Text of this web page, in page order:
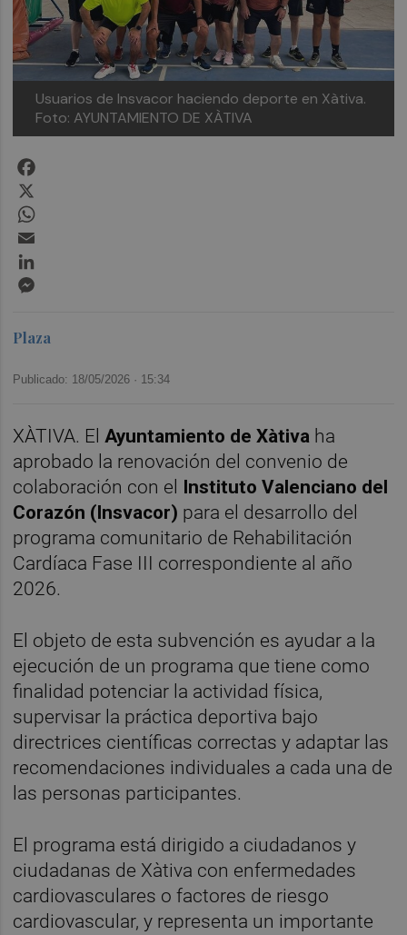
Usuarios de Insvacor haciendo deporte en Xàtiva.
Foto: AYUNTAMIENTO DE XÀTIVA
Plaza
Publicado: 18/05/2026 · 15:34
XÀTIVA. ElAyuntamiento de Xàtiva ha
aprobado la renovación del convenio de
colaboración con el Instituto Valenciano del
Corazón (Insvacor) para el desarrollo del
programa comunitario de Rehabilitación
Cardíaca Fase III correspondiente al año
2026.
El objeto de esta subvención es ayudar a la
ejecución de un programa que tiene como
finalidad potenciar la actividad física,
supervisar la práctica deportiva bajo
directrices científicas correctas y adaptar las
recomendaciones individuales a cada una de
las personas participantes.
El programa está dirigido a ciudadanos y
ciudadanas de Xàtiva con enfermedades
cardiovasculares o factores de riesgo
cardiovascular, y representa un importante